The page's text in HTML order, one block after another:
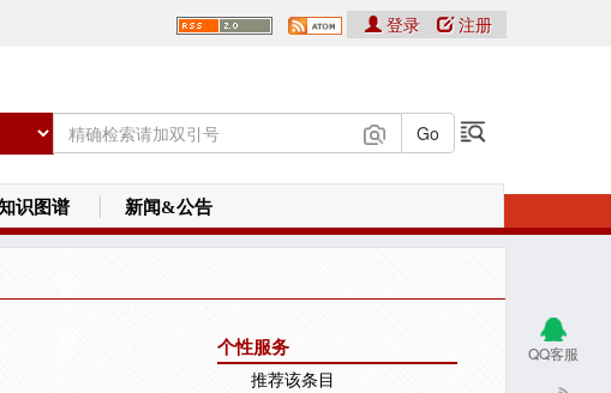
登录 注册
识图谱 新闻&公告
QQ客服
个性服务
推荐该条目